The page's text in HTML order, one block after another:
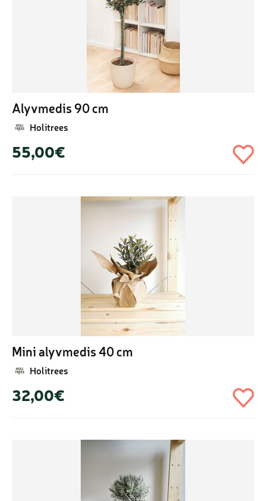
Alyvmedis 90 cm
Holitrees
55,00€
Mini alyvmedis 40 cm
Holitrees
32,00€